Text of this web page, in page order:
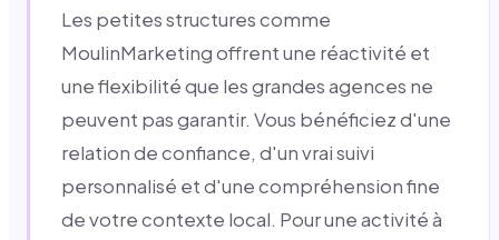
Les petites structures comme
MoulinMarketing offrent une réactivité et
une flexibilité que les grandes agences ne
peuvent pas garantir. Vous bénéficiez d'une
relation de confiance, d'un vrai suivi
personnalisé et d'une compréhension fine
de votre contexte local. Pour une activité à